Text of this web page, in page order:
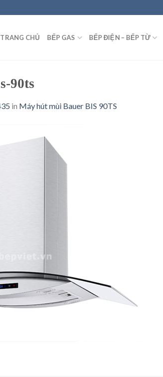
TRANG CHỦ BẾP GAS BẾP ĐIỆN – BẾP TỪ
90ts
in Máy hút mùi Bauer BIS 90TS